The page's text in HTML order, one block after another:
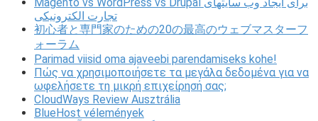
Magento vs WordPress vs Drupal برای ایجاد وب سایتهای
تجارت الکترونیکی
初心者と専門家のための20の最高のウェブマスターフ
ォーラム
Parimad viisid oma ajaveebi parendamiseks kohe!
Πώς να χρησιμοποιήσετε τα μεγάλα δεδομένα για να
ωφελήσετε τη μικρή επιχείρησή σας;
CloudWays Review Ausztrália
BlueHost vélemények